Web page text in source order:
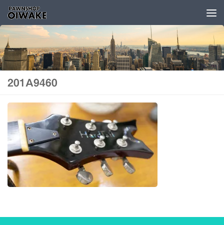
コンテンツへスキップ
201A9460